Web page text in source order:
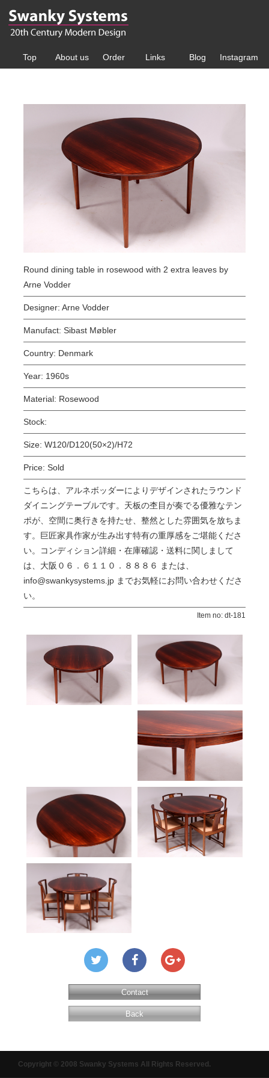
Top About us Order Links Blog Instagram
Round dining table in rosewood with 2 extra leaves by
Arne Vodder
Designer: Arne Vodder
Manufact: Sibast Møbler
Country: Denmark
Year: 1960s
Material: Rosewood
Stock:
Size: W120/D120(50×2)/H72
Price: Sold
こちらは、アルネボッダーによりデザインされたラウンド
ダイニングテーブルです。天板の杢目が奏でる優雅なテン
ポが、空間に奥行きを持たせ、整然とした雰囲気を放ちま
す。巨匠家具作家が生み出す特有の重厚感をご堪能くださ
い。コンディション詳細・在庫確認・送料に関しまして
は、大阪０６．６１１０．８８８６ または、
info@swankysystems.jp までお気軽にお問い合わせくださ
い。
Item no: dt-181
Contact
Back
Copyright © 2008 Swanky Systems All Rights Reserved.